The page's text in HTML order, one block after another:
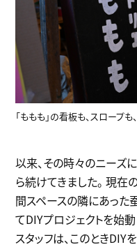
「ももも」の看板も、スロープも
以来、その時々のニーズ
ら続けてきました。 現在
間スペースの隣にあった
てDIYプロジェクトを始動
スタッフは、このときDIY